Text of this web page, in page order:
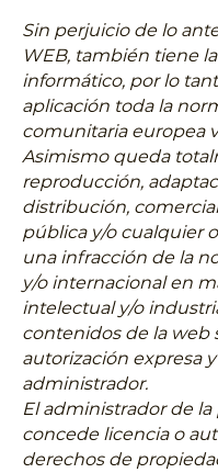
Sin perjuicio de lo
WEB, también tiene
informático, por lo
aplicación toda la
comunitaria europea
Asimismo queda
reproducción,
distribución,
pública y/o cualquier
una infracción de la
y/o internacional en
intelectual y/o
contenidos de la web
autorización expresa
administrador.
El administrador de
concede licencia o
derechos de